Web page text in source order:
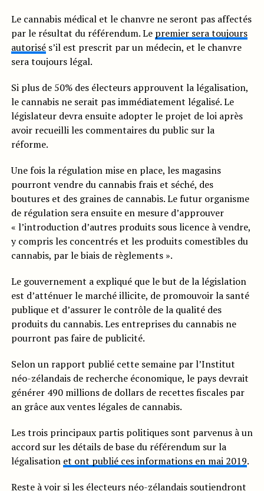
Le cannabis médical et le chanvre ne seront pas affectés
par le résultat du référendum. Le premier sera toujours
autorisés’il est prescrit par un médecin, et le chanvre
sera toujours légal.
Si plus de 50% des électeurs approuvent la légalisation,
le cannabis ne serait pas immédiatement légalisé. Le
législateur devra ensuite adopter le projet de loi après
avoir recueilli les commentaires du public sur la
réforme.
Une fois la régulation mise en place, les magasins
pourront vendre du cannabis frais et séché, des
boutures et des graines de cannabis. Le futur organisme
de régulation sera ensuite en mesure d’approuver
« l’introduction d’autres produits sous licence à vendre,
y compris les concentrés et les produits comestibles du
cannabis, par le biais de règlements ».
Le gouvernement a expliqué que le but de la législation
est d’atténuer le marché illicite, de promouvoir la santé
publique et d’assurer le contrôle de la qualité des
produits du cannabis. Les entreprises du cannabis ne
pourront pas faire de publicité.
Selon un rapport publié cette semaine par l’Institut
néo-zélandais de recherche économique, le pays devrait
générer 490 millions de dollars de recettes fiscales par
an grâce aux ventes légales de cannabis.
Les trois principaux partis politiques sont parvenus à un
accord sur les détails de base du référendum sur la
légalisation et ont publié ces informations en mai 2019.
Reste à voir si les électeurs néo-zélandais soutiendront